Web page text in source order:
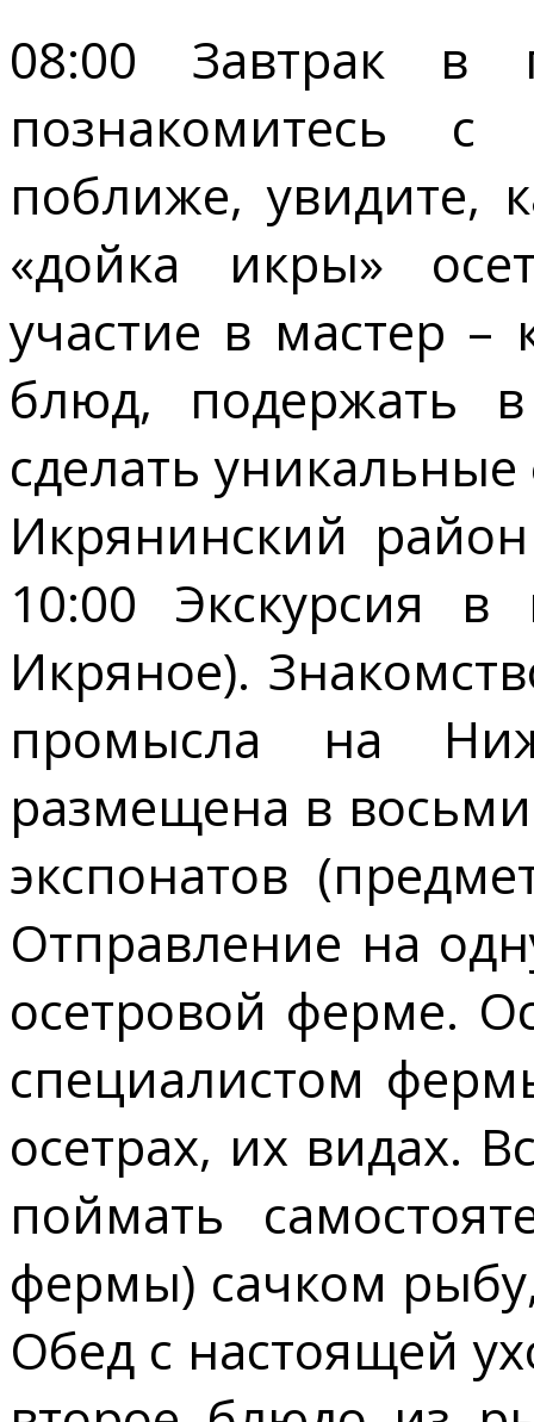
08:00 Завтрак в
познакомитесь с
поближе, увидите,
«дойка икры»
участие в мастер
блюд, подержать
сделать
Икрянинский
10:00 Экскурсия в
Икряное).
промысла на
размещена в
экспонатов
Отправление на
осетровой ферме.
специалистом
осетрах, их видах.
поймать
фермы) сачком
Обед с настоящей